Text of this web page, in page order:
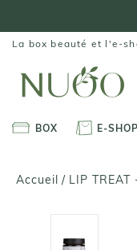
contenu
La box beauté et l'e-
BOX
E-SHOP
Accueil / LIP